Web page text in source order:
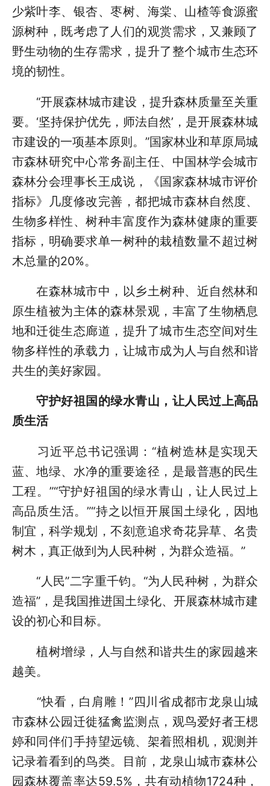
少紫叶李、银杏、枣树、海棠、山楂等食源蜜
源树种，既考虑了人们的观赏需求，又兼顾了
野生动物的生存需求，提升了整个城市生态环
境的韧性。
“开展森林城市建设，提升森林质量至关重
要。‘坚持保护优先，师法自然’，是开展森林城
市建设的一项基本原则。”国家林业和草原局城
市森林研究中心常务副主任、中国林学会城市
森林分会理事长王成说，《国家森林城市评价
指标》几度修改完善，都把城市森林自然度、
生物多样性、树种丰富度作为森林健康的重要
指标，明确要求单一树种的栽植数量不超过树
木总量的20%。
在森林城市中，以乡土树种、近自然林和
原生植被为主体的森林景观，丰富了生物栖息
地和迁徙生态廊道，提升了城市生态空间对生
物多样性的承载力，让城市成为人与自然和谐
共生的美好家园。
守护好祖国的绿水青山，让人民过上高品
质生活
习近平总书记强调：“植树造林是实现天
蓝、地绿、水净的重要途径，是最普惠的民生
工程。”“守护好祖国的绿水青山，让人民过上
高品质生活。”“持之以恒开展国土绿化，因地
制宜，科学规划，不刻意追求奇花异草、名贵
树木，真正做到为人民种树，为群众造福。”
“人民”二字重千钧。“为人民种树，为群众
造福”，是我国推进国土绿化、开展森林城市建
设的初心和目标。
植树增绿，人与自然和谐共生的家园越来
越美。
“快看，白肩雕！”四川省成都市龙泉山城
市森林公园迁徙猛禽监测点，观鸟爱好者王楒
婷和同伴们手持望远镜、架着照相机，观测并
记录着看到的鸟类。目前，龙泉山城市森林公
园森林覆盖率达59.5%，共有动植物1724种，